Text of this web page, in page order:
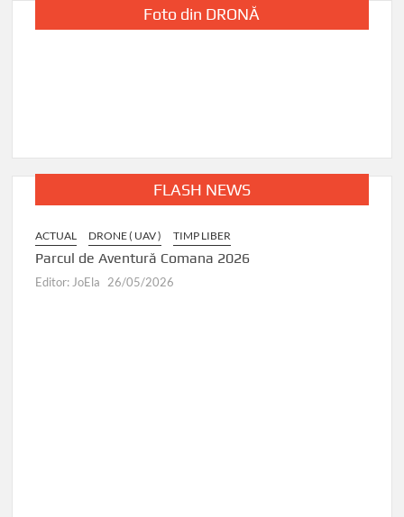
Foto din DRONĂ
FLASH NEWS
ACTUAL DRONE ( UAV ) TIMP LIBER
Parcul de Aventură Comana 2026
Editor: JoEla 26/05/2026